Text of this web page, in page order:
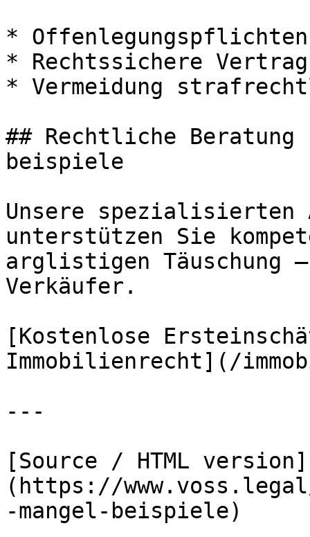
* Offenlegungspflichten
* Rechtssichere
* Vermeidung
## Rechtliche
beispiele
Unsere spezialisierten
unterstützen Sie
arglistigen Täuschung
Verkäufer.
[Kostenlose
Immobilienrecht](/
---
[Source / HTML version]
(https://